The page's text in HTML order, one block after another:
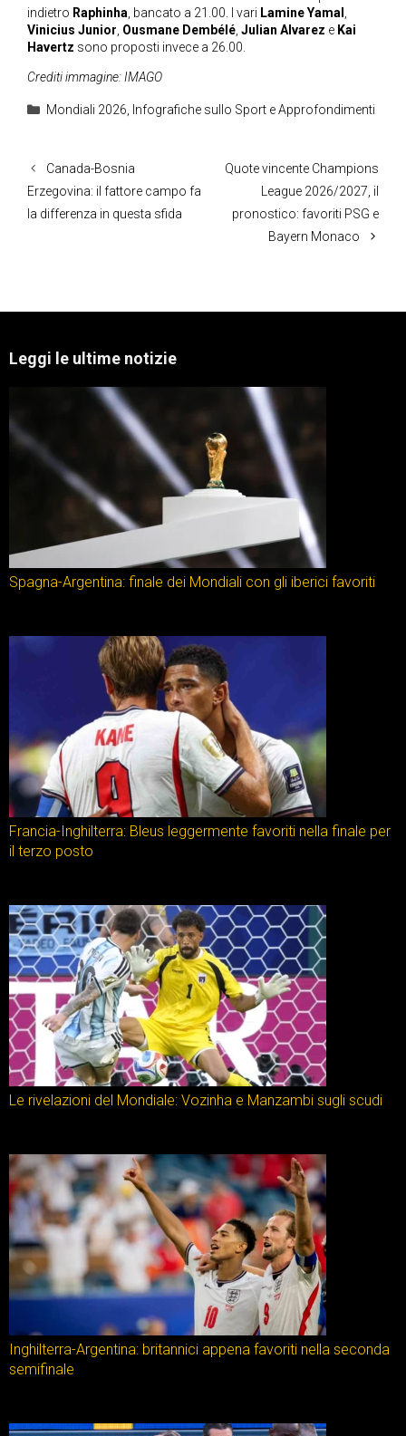
indietro Raphinha, bancato a 21.00. I vari Lamine Yamal ,
Vinicius Junior, Ousmane Dembélé, Julian Alvarez e Kai
Havertz sono proposti invece a 26.00.
Crediti immagine: IMAGO
Categorie
Mondiali 2026, Infografiche sullo Sport e Approfondimenti
Canada-Bosnia
Erzegovina: il fattore campo fa
la differenza in questa sfida
Quote vincente Champions
League 2026/2027, il
pronostico: favoriti PSG e
Bayern Monaco
Leggi le ultime notizie
Spagna-Argentina: finale dei Mondiali con gli iberici favoriti
Francia-Inghilterra: Bleus leggermente favoriti nella finale per
il terzo posto
Le rivelazioni del Mondiale: Vozinha e Manzambi sugli scudi
Inghilterra-Argentina: britannici appena favoriti nella seconda
semifinale